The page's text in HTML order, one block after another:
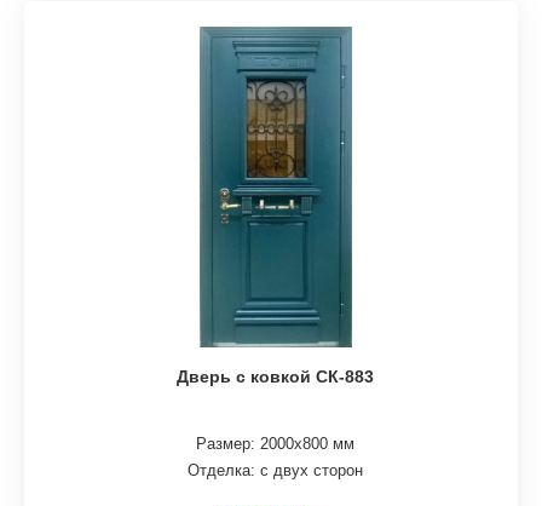
Дверь с ковкой СК-883
Размер: 2000х800 мм
Отделка: с двух сторон